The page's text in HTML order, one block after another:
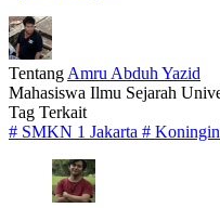
Tentang Amru Abduh Yazid
Mahasiswa Ilmu Sejarah
Tag Terkait
# SMKN 1 Jakarta #